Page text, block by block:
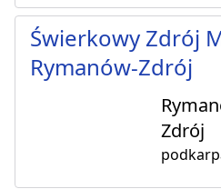
Świerkowy Zdrój
Rymanów-Zdrój
Zdrój